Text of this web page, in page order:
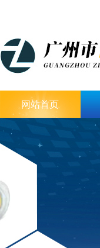
网站首页